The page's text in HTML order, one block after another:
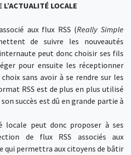
LOCALE
aux flux RSS (Really Simple
de suivre les nouveautés
peut donc choisir ses fils
pour ensuite les réceptionner
sans avoir à se rendre sur les
RSS est de plus en plus utilisé
succès est dû en grande partie à
locale peut donc proposer à ses
de flux RSS associés aux
qui permettra aux citoyens de bâtir